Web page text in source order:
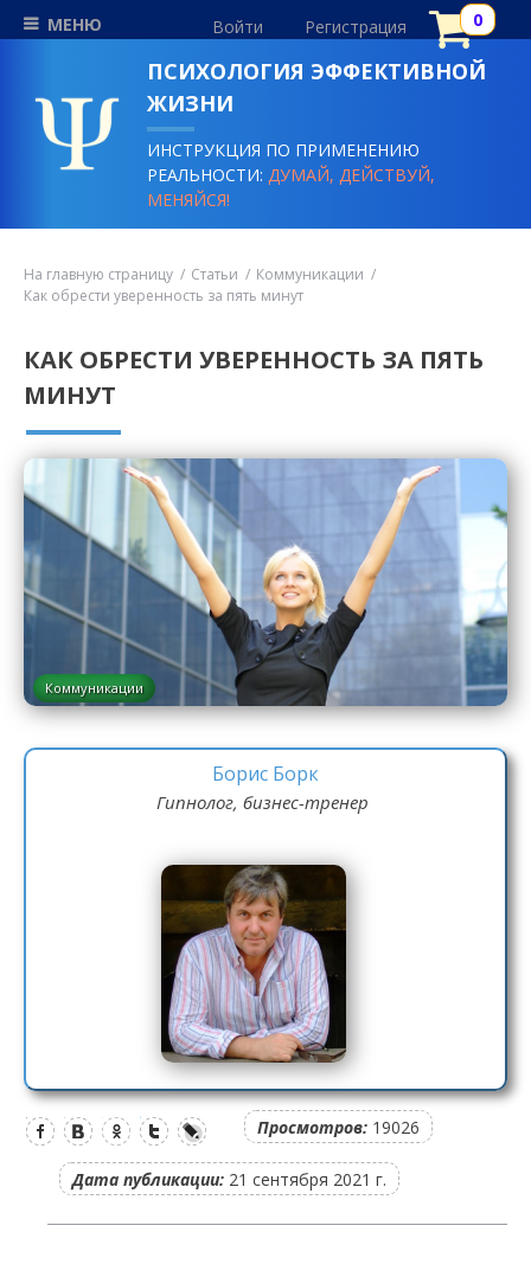
МЕНЮ Войти Регистрация
ПСИХОЛОГИЯ ЭФФЕКТИВНОЙ
ЖИЗНИ
ИНСТРУКЦИЯ ПО ПРИМЕНЕНИЮ
РЕАЛЬНОСТИ:ДУМАЙ, ДЕЙСТВУЙ,
МЕНЯЙСЯ!
На главную страницу Статьи
Коммуникации
Как обрести уверенность за пять минут
КАК ОБРЕСТИ УВЕРЕННОСТЬ ЗА ПЯТЬ
МИНУТ
Коммуникации
Борис Борк
Гипнолог, бизнес-тренер
Просмотров: 19026
Дата публикации: 21 сентября 2021 г.